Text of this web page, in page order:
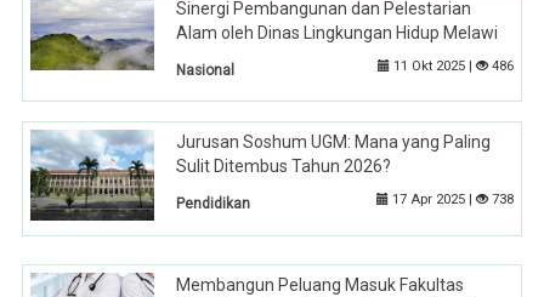
Sinergi Pembangunan dan Pelestarian
Alam oleh Dinas Lingkungan Hidup Melawi
Nasional 11 Okt 2025 | 486
Jurusan Soshum UGM: Mana yang Paling
Sulit Ditembus Tahun 2026?
Pendidikan 17 Apr 2025 | 738
Membangun Peluang Masuk Fakultas